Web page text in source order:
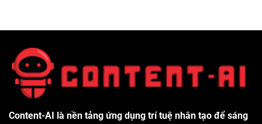
Content-AI là nền tảng ứng dụng trí tuệ nhân tạo để sáng